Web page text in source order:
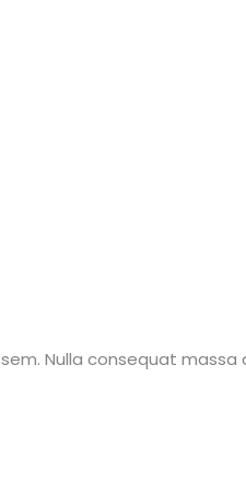
sem. Nulla consequat massa